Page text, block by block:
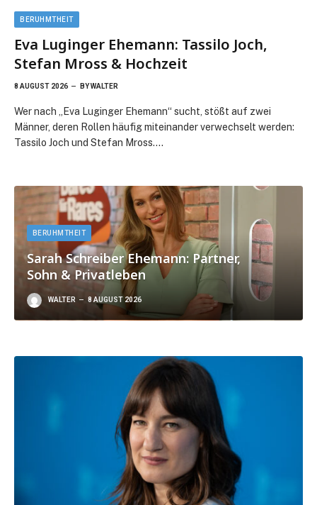
BERUHMTHEIT
Eva Luginger Ehemann: Tassilo Joch,
Stefan Mross & Hochzeit
8 AUGUST 2026 BYWALTER
Wer nach „Eva Luginger Ehemann“ sucht, stößt auf zwei
Männer, deren Rollen häufig miteinander verwechselt werden:
Tassilo Joch und Stefan Mross.…
BERUHMTHEIT
Sarah Schreiber Ehemann: Partner,
Sohn & Privatleben
WALTER 8 AUGUST 2026